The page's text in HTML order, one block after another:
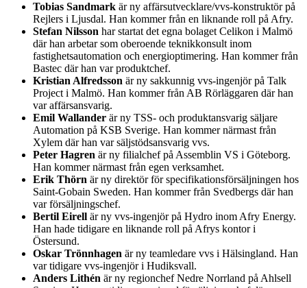
Tobias Sandmark är ny affärsutvecklare/vvs-konstruktör på
Rejlers i Ljusdal. Han kommer från en liknande roll på Afry.
Stefan Nilsson har startat det egna bolaget Celikon i Malmö
där han arbetar som oberoende teknikkonsult inom
fastighetsautomation och energioptimering. Han kommer från
Bastec där han var produktchef.
Kristian Alfredsson är ny sakkunnig vvs-ingenjör på Talk
Project i Malmö. Han kommer från AB Rörläggaren där han
var affärsansvarig.
Emil Wallander är ny TSS- och produktansvarig säljare
Automation på KSB Sverige. Han kommer närmast från
Xylem där han var säljstödsansvarig vvs.
Peter Hagren är ny filialchef på Assemblin VS i Göteborg.
Han kommer närmast från egen verksamhet.
Erik Thörn är ny direktör för specifikationsförsäljningen hos
Saint-Gobain Sweden. Han kommer från Svedbergs där han
var försäljningschef.
Bertil Eirell är ny vvs-ingenjör på Hydro inom Afry Energy.
Han hade tidigare en liknande roll på Afrys kontor i
Östersund.
Oskar Trönnhagen är ny teamledare vvs i Hälsingland. Han
var tidigare vvs-ingenjör i Hudiksvall.
Anders Lithén är ny regionchef Nedre Norrland på Ahlsell